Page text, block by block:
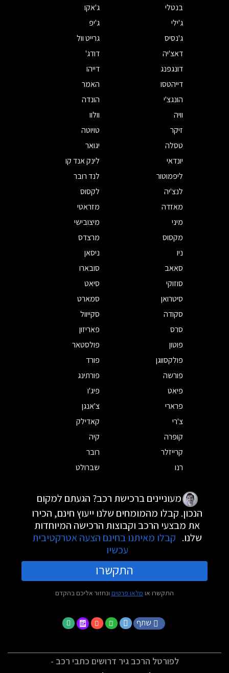
בנטלי
ג'אקו
ג'ילי
ג'יפ
ג'נסיס
גרייט וול
דאצ'יה
דודג'
דונגפנג
דייהו
דייהטסו
האמר
הונגצ'י
הונדה
וויה
וולוו
זיקר
טויוטה
טסלה
יגואר
יונדאי
לינק אנד קו
ליפמוטור
לנד רובר
לנצ'יה
לקסוס
מאזדה
מזראטי
מיני
מיצובישי
מקסוס
מרצדס
ניו
ניסאן
סאאב
סובארו
סוזוקי
סיאט
סיטרואן
סמארט
סקודה
סקייוול
סרס
פאריזון
פוטון
פולסטאר
פולקסווגן
פורד
פורשה
פורתינג
פיאט
פיג'ו
פרארי
צ'אנגן
צ'רי
קאדילק
קופרה
קיה
קרייזלר
רובר
רנו
שברולט
מעוניינים ברכישת רכב? הגעתם למקום
הנכון. קבלו מהמומחים שלנו ייעוץ חינם, הכירו
את מבצעי הרכב וקבוצות הרכישה המיוחדות
שלנו. קבלו מאיתנו בחינם הצעה אטרקטיבית
עכשיו
התקשרו
התקשרו או מלאו פרטים ונחזור אליכם בהקדם
שתף
לפורטל הרכב גיר דרושים כתבי רכב -